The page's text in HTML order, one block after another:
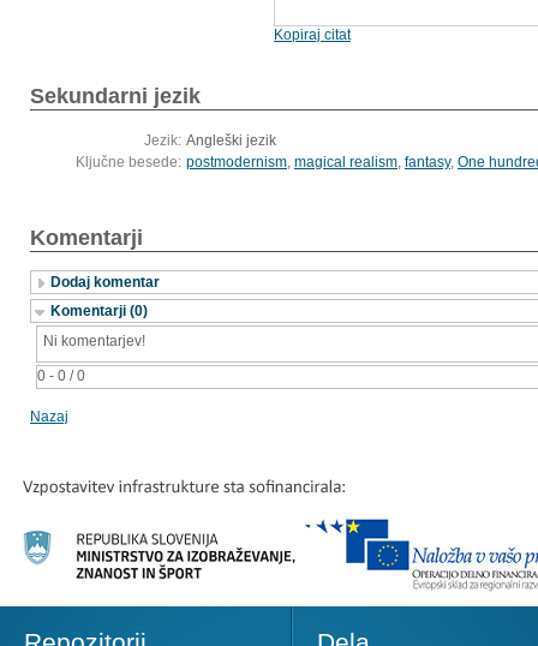
Kopiraj citat
Sekundarni jezik
Jezik: Angleški jezik
Ključne besede: postmodernism, magical realism, fantasy, One
Komentarji
Dodaj komentar
Komentarji (0)
0 - 0 / 0
Ni komentarjev!
Nazaj